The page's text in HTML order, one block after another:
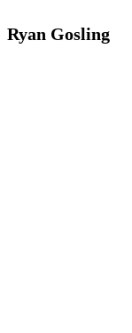
Ryan Gosling